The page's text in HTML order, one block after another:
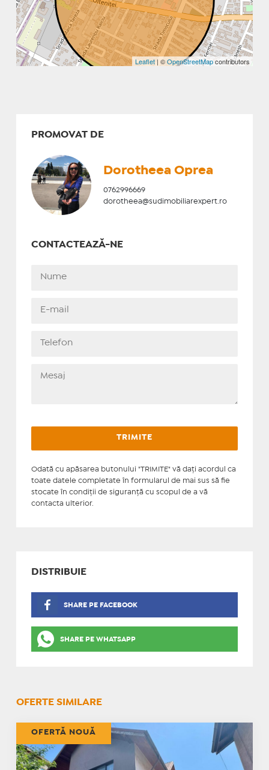
Leaflet | ©OpenStreetMapcontributors
PROMOVAT DE
Dorotheea Oprea
0762996669
dorotheea@sudimobiliarexpert.ro
CONTACTEAZĂ-NE
Odată cu apăsarea butonului "TRIMITE" vă daţi acordul ca
toate datele completate în formularul de mai sus să fie
stocate în condiţii de siguranţă cu scopul de a vă
contacta ulterior.
DISTRIBUIE
SHARE PE FACEBOOK
SHARE PE WHATSAPP
OFERTE SIMILARE
OFERTĂ NOUĂ